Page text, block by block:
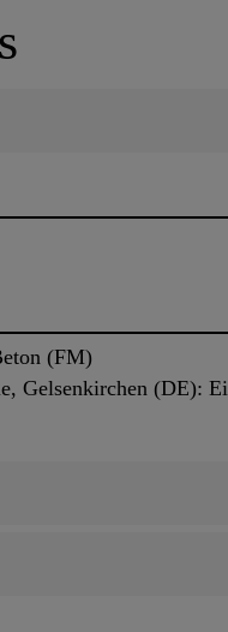
(FM)
Gelsenkirchen (DE):